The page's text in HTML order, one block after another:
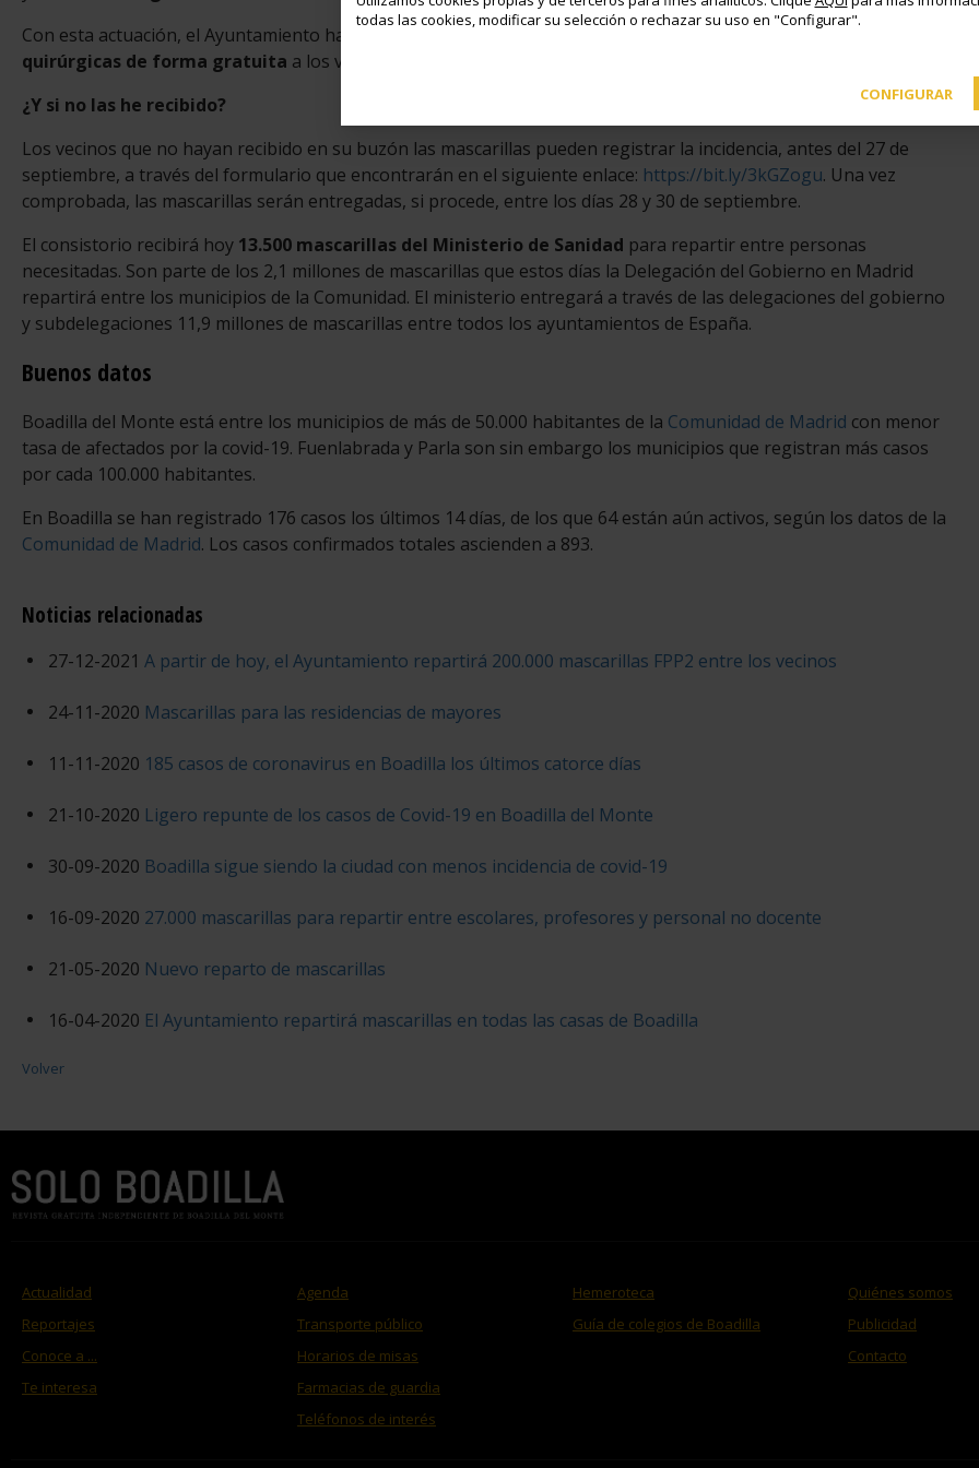
Con esta actuación, el Ayuntamiento habrá entregado, a lo largo de la pandemia, casi
300.000 mascarillas
quirúrgicas de forma gratuita a los vecinos de la localidad.
¿Y si no las he recibido?
Los vecinos que no hayan recibido en su buzón las mascarillas pueden registrar la incidencia, antes del 27 de
septiembre, a través del formulario que encontrarán en el siguiente enlace: https://bit.ly/3kGZogu. Una vez
comprobada, las mascarillas serán entregadas, si procede, entre los días 28 y 30 de septiembre.
El consistorio recibirá hoy 13.500 mascarillas del Ministerio de Sanidad para repartir entre personas
necesitadas. Son parte de los 2,1 millones de mascarillas que estos días la Delegación del Gobierno en Madrid
repartirá entre los municipios de la Comunidad. El ministerio entregará a través de las delegaciones del gobierno
y subdelegaciones 11,9 millones de mascarillas entre todos los ayuntamientos de España.
Buenos datos
Boadilla del Monte está entre los municipios de más de 50.000 habitantes de la Comunidad de Madrid con menor
tasa de afectados por la covid-19. Fuenlabrada y Parla son sin embargo los municipios que registran más casos
por cada 100.000 habitantes.
En Boadilla se han registrado 176 casos los últimos 14 días, de los que 64 están aún activos, según los datos de la
Comunidad de Madrid. Los casos confirmados totales ascienden a 893.
Noticias relacionadas
27-12-2021 A partir de hoy, el Ayuntamiento repartirá 200.000 mascarillas FPP2 entre los vecinos
24-11-2020 Mascarillas para las residencias de mayores
11-11-2020 185 casos de coronavirus en Boadilla los últimos catorce días
21-10-2020 Ligero repunte de los casos de Covid-19 en Boadilla del Monte
30-09-2020 Boadilla sigue siendo la ciudad con menos incidencia de covid-19
16-09-2020 27.000 mascarillas para repartir entre escolares, profesores y personal no docente
21-05-2020 Nuevo reparto de mascarillas
16-04-2020 El Ayuntamiento repartirá mascarillas en todas las casas de Boadilla
Volver
Actualidad
Reportajes
Conoce a ...
Te interesa
Agenda
Transporte público
Horarios de misas
Farmacias de guardia
Teléfonos de interés
Hemeroteca
Guía de colegios de Boadilla
Quiénes somos
Publicidad
Contacto
todas las cookies, modificar su selección o rechazar su uso en "Configurar".
CONFIGURAR